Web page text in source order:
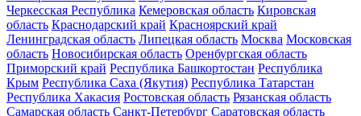
Черкесская Республика Кемеровская область Кировская
область Краснодарский край Красноярский край
Ленинградская область Липецкая область Москва Московская
область Новосибирская область Оренбургская область
Приморский край Республика Башкортостан Республика
Крым Республика Саха (Якутия) Республика Татарстан
Республика Хакасия Ростовская область Рязанская область
Самарская область Санкт-Петербург Саратовская область